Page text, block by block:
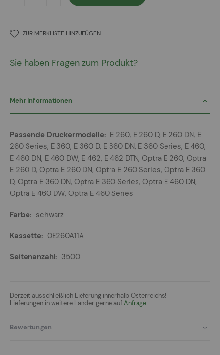
ZUR MERKLISTE HINZUFÜGEN
Sie haben Fragen zum Produkt?
Mehr Informationen
Mehr
Informationen
E 260, E 260 D, E 260 DN, E
260 Series, E 360, E 360 D, E 360 DN, E 360 Series, E 460,
E 460 DN, E 460 DW, E 462, E 462 DTN, Optra E 260, Optra
E 260 D, Optra E 260 DN, Optra E 260 Series, Optra E 360
D, Optra E 360 DN, Optra E 360 Series, Optra E 460 DN,
Optra E 460 DW, Optra E 460 Series
schwarz
0E260A11A
3500
Derzeit ausschließlich Lieferung innerhalb Österreichs!
Lieferungen in weitere Länder gerne aufAnfrage.
Bewertungen